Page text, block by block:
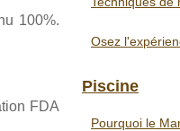
100%.
FDA
Osez
Piscine
Pourquoi le